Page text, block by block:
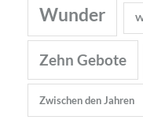
Wunder
Zehn Gebote
Zwischen den Jahren